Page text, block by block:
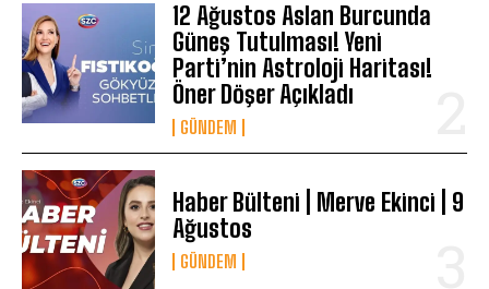
12 Ağustos Aslan Burcunda
Güneş Tutulması! Yeni
Parti’nin Astroloji Haritası!
Öner Döşer Açıkladı
GÜNDEM
Haber Bülteni | Merve Ekinci | 9
Ağustos
GÜNDEM